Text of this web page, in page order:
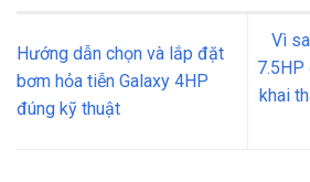
Hướng dẫn chọn và lắp đặt
bơm hỏa tiễn Galaxy 4HP
đúng kỹ thuật
Vì
khai